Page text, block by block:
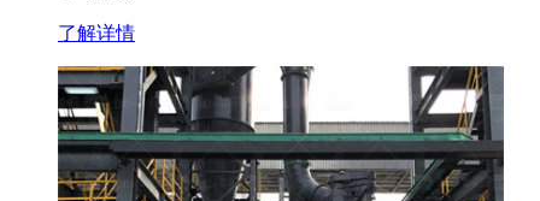
了解详情